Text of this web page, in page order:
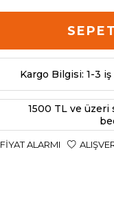
Kargo Bilgisi: 1-3
1500 TL ve
FIYAT ALARMI